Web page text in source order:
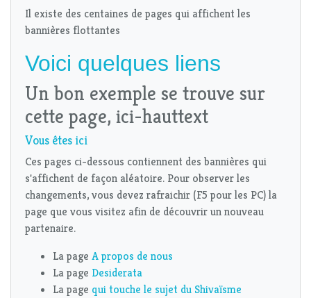
Il existe des centaines de pages qui affichent les
bannières flottantes
Voici quelques liens
Un bon exemple se trouve sur
cette page, ici-hauttext
Vous êtes ici
Ces pages ci-dessous contiennent des bannières qui
s'affichent de façon aléatoire. Pour observer les
changements, vous devez rafraichir (F5 pour les PC) la
page que vous visitez afin de découvrir un nouveau
partenaire.
La page A propos de nous
La page Desiderata
La page qui touche le sujet du Shivaïsme